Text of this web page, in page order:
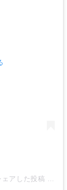
アした投稿